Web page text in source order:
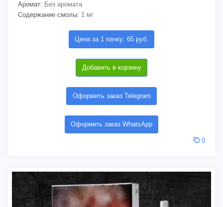
Аромат: Без аромата
Содержание смолы: 1 мг
Цена за 1 пачку: 65 руб.
Добавить в корзину
Оформить заказ Telegram
Оформить заказ WhatsApp
0